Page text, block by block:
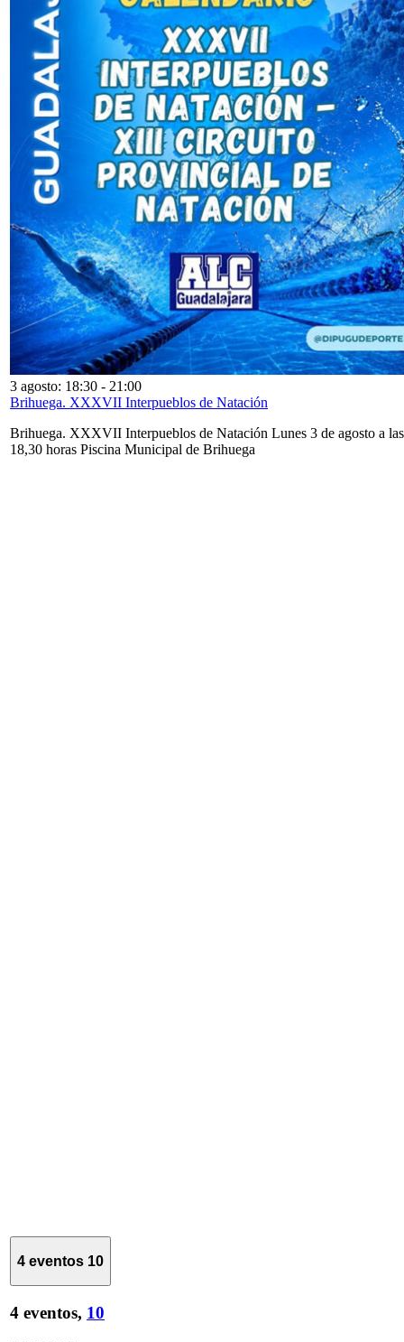
3 agosto: 18:30 - 21:00
Brihuega. XXXVII Interpueblos de Natación
Brihuega. XXXVII Interpueblos de Natación Lunes 3 de agosto a las
18,30 horas Piscina Municipal de Brihuega
4 eventos 10
4 eventos, 10